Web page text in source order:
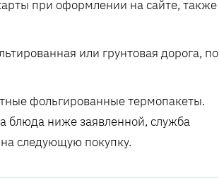
при оформлении на сайте, также
или грунтовая дорога, по
фольгированные термопакеты.
блюда ниже заявленной, служба
следующую покупку.